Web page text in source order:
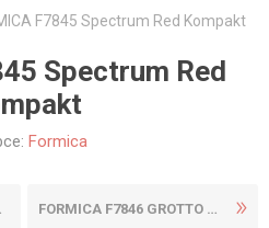
F7845 Spectrum Red Kompakt
Spectrum Red
Formica
FORMICA F7846 GROTTO KOMPAK...